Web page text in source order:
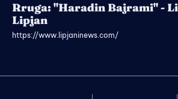
Rruga: "Haradin Bajrami" -
Lipjan
https://www.lipjaninews.com/